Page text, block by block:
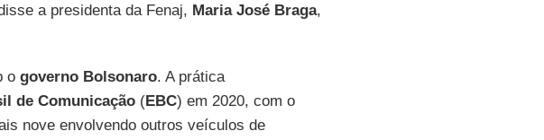
a presidenta da Fenaj, Maria José Braga,
o governo Bolsonaro. A prática
de Comunicação(EBC) em 2020, com o
nove envolvendo outros veículos de